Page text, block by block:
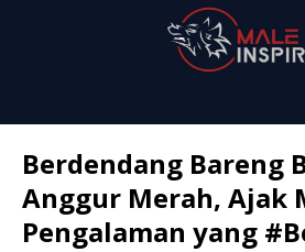
Berdendang Bareng
Anggur Merah, Ajak
Pengalaman yang